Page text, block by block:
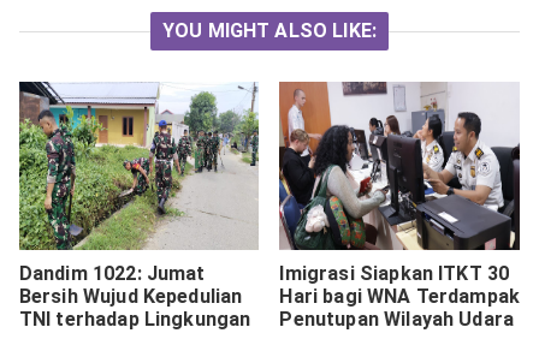
YOU MIGHT ALSO LIKE:
Dandim 1022: Jumat
Bersih Wujud Kepedulian
TNI terhadap Lingkungan
Imigrasi Siapkan ITKT 30
Hari bagi WNA Terdampak
Penutupan Wilayah Udara